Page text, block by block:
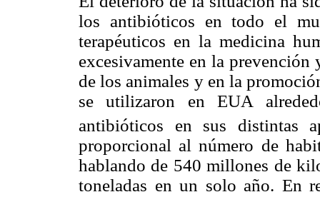
los antibióticos en todo el
terapéuticos en la medicina
excesivamente en la prevención
de los animales y en la
se utilizaron en EUA
antibióticos en sus distintas
proporcional al número de
hablando de 540 millones de
toneladas en un solo año. En